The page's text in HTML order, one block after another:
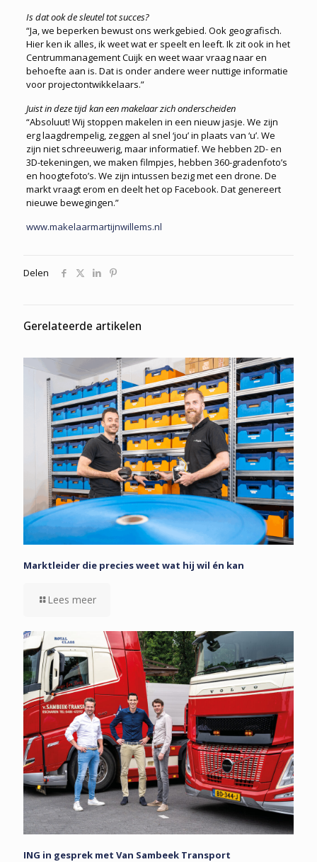
Is dat ook de sleutel tot succes?
“Ja, we beperken bewust ons werkgebied. Ook geografisch.
Hier ken ik alles, ik weet wat er speelt en leeft. Ik zit ook in het
Centrummanagement Cuijk en weet waar vraag naar en
behoefte aan is. Dat is onder andere weer nuttige informatie
voor projectontwikkelaars.”
Juist in deze tijd kan een makelaar zich onderscheiden
“Absoluut! Wij stoppen makelen in een nieuw jasje. We zijn
erg laagdrempelig, zeggen al snel ‘jou’ in plaats van ‘u’. We
zijn niet schreeuwerig, maar informatief. We hebben 2D- en
3D-tekeningen, we maken filmpjes, hebben 360-gradenfoto’s
en hoogtefoto’s. We zijn intussen bezig met een drone. De
markt vraagt erom en deelt het op Facebook. Dat genereert
nieuwe bewegingen.”
www.makelaarmartijnwillems.nl
Delen
Gerelateerde artikelen
Marktleider die precies weet wat hij wil én kan
Lees meer
ING in gesprek met Van Sambeek Transport